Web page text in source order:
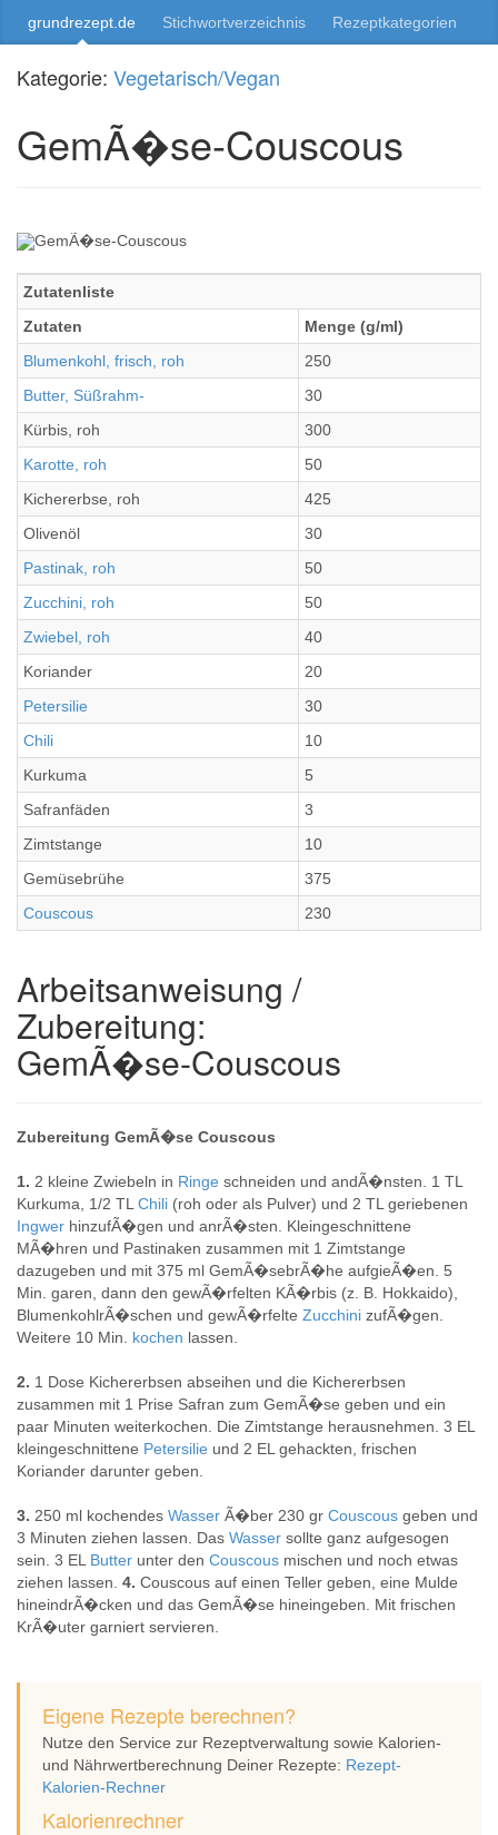
grundrezept.de Stichwortverzeichnis Rezeptkategorien
Kategorie: Vegetarisch/Vegan
GemÃ�se-Couscous
Zutatenliste
Zutaten
Menge (g/ml)
Blumenkohl, frisch, roh
250
Butter, Süßrahm-
30
Kürbis, roh
300
Karotte, roh
50
Kichererbse, roh
425
Olivenöl
30
Pastinak, roh
50
Zucchini, roh
50
Zwiebel, roh
40
Koriander
20
Petersilie
30
Chili
10
Kurkuma
5
Safranfäden
3
Zimtstange
10
Gemüsebrühe
375
Couscous
230
Arbeitsanweisung /
Zubereitung:
GemÃ�se-Couscous
Zubereitung GemÃ�se Couscous
1. 2 kleine Zwiebeln in Ringe schneiden und andÃ�nsten. 1 TL
Kurkuma, 1/2 TL Chili (roh oder als Pulver) und 2 TL geriebenen
Ingwer hinzufÃ�gen und anrÃ�sten. Kleingeschnittene
MÃ�hren und Pastinaken zusammen mit 1 Zimtstange
dazugeben und mit 375 ml GemÃ�sebrÃ�he aufgieÃ�en. 5
Min. garen, dann den gewÃ�rfelten KÃ�rbis (z. B. Hokkaido),
BlumenkohlrÃ�schen und gewÃ�rfelte Zucchini zufÃ�gen.
Weitere 10 Min. kochen lassen.
2. 1 Dose Kichererbsen abseihen und die Kichererbsen
zusammen mit 1 Prise Safran zum GemÃ�se geben und ein
paar Minuten weiterkochen. Die Zimtstange herausnehmen. 3 EL
kleingeschnittene Petersilie und 2 EL gehackten, frischen
Koriander darunter geben.
3. 250 ml kochendes Wasser Ã�ber 230 gr Couscous geben und
3 Minuten ziehen lassen. Das Wasser sollte ganz aufgesogen
sein. 3 EL Butter unter den Couscous mischen und noch etwas
ziehen lassen. 4. Couscous auf einen Teller geben, eine Mulde
hineindrÃ�cken und das GemÃ�se hineingeben. Mit frischen
KrÃ�uter garniert servieren.
Eigene Rezepte berechnen?
Nutze den Service zur Rezeptverwaltung sowie Kalorien-
und Nährwertberechnung Deiner Rezepte: Rezept-
Kalorien-Rechner
Kalorienrechner